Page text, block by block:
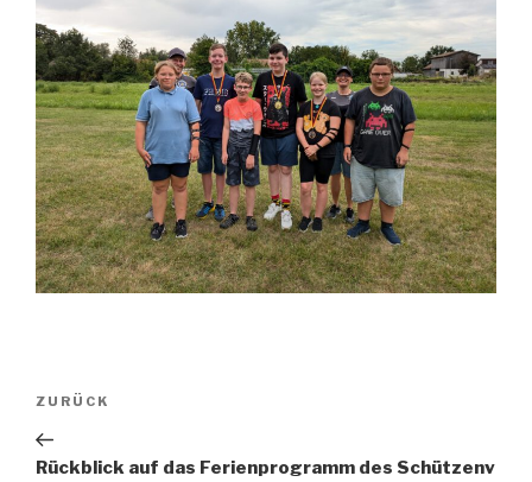
Beitragsnavigation
Vorheriger
Beitrag
ZURÜCK
Rückblick auf das Ferienprogramm des Schützenv